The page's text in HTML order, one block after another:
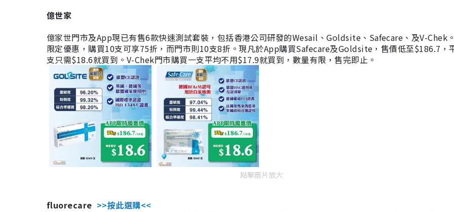
億世家
億家世門市及App現已有售6款快速測試套裝，包括香港公司研發的Wesail、Goldsite、Safecare、及V-Chek
限定優惠，購買10支可享75折，而門市則10支8折。現凡於App購買Safecare及Goldsite，售價低至$186.7，
支只需$18.6就買到。V-Chek門市購買一支平均不用$17.9就買到，數量有限，售完即止。
點擊圖片放大
fluorecare >>按此選購<<